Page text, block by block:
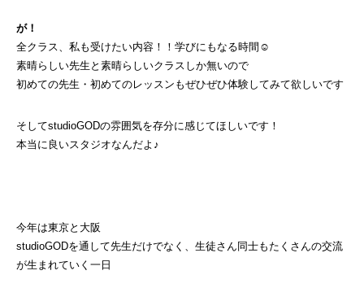
が！
全クラス、私も受けたい内容！！学びにもなる時間☺
素晴らしい先生と素晴らしいクラスしか無いので
初めての先生・初めてのレッスンもぜひぜひ体験してみて欲しいです
そしてstudioGODの雰囲気を存分に感じてほしいです！
本当に良いスタジオなんだよ♪
今年は東京と大阪
studioGODを通して先生だけでなく、生徒さん同士もたくさんの交流
が生まれていく一日